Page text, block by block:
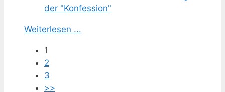
Weiterlesen ...
1
2
3
>>